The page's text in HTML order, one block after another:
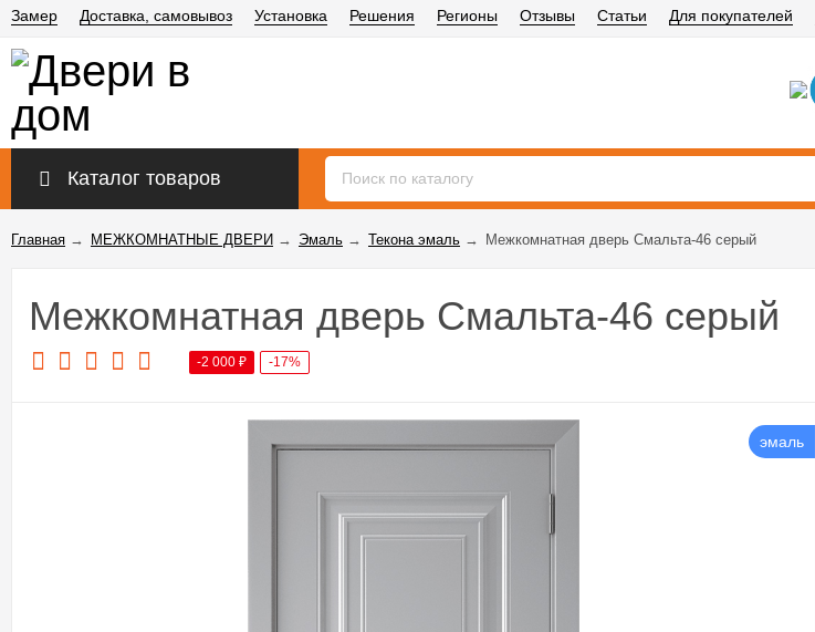
Замер Доставка, самовывоз Установка Решения Регионы Отзывы Статьи Для покупателей
Каталог товаров
Главная → МЕЖКОМНАТНЫЕ ДВЕРИ → Эмаль → Текона эмаль → Межкомнатная дверь Смальта-46 серый
Межкомнатная дверь Смальта-46 серый
-2 000 ₽ -17%
эмаль